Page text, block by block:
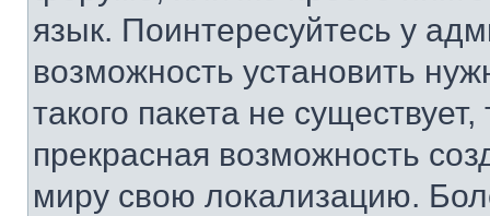
язык. Поинтересуйтесь у
возможность установить
такого пакета не
прекрасная возможность
миру свою локализацию.